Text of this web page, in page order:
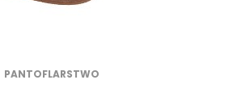
PANTOFLARSTWO